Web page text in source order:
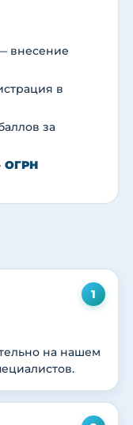
внесение
в
за
· ОГРН
1
на нашем